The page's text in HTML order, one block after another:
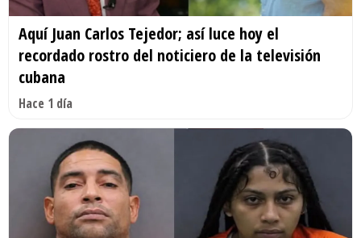
Aquí Juan Carlos Tejedor; así luce hoy el
recordado rostro del noticiero de la televisión
cubana
Hace 1 día